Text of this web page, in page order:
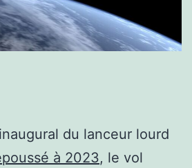
du lanceur lourd
à 2023, le vol